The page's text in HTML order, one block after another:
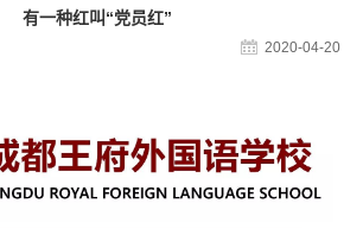
有一种红叫“党员红”
2020-04-20